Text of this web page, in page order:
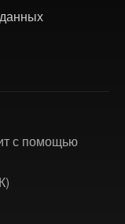
с помощью